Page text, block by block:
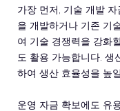
가장 먼저, 기술 개발
을 개발하거나 기존 기
여 기술 경쟁력을 강화
도 활용 가능합니다. 생
하여 생산 효율성을 높
운영 자금 확보에도 유